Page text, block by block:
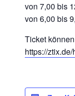
von 7,00 bis
von 6,00 bis
Ticket
https://